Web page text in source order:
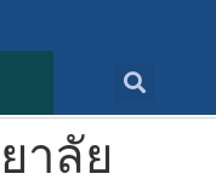
าลัย